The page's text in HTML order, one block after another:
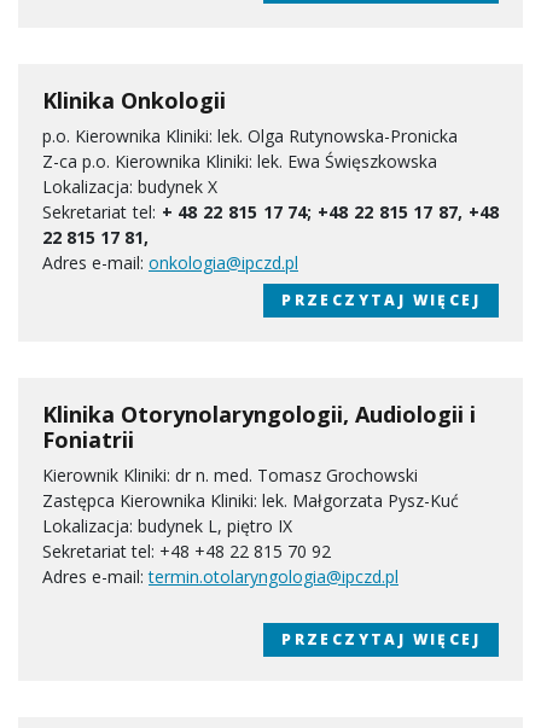
Klinika Onkologii
p.o. Kierownika Kliniki: lek. Olga Rutynowska-Pronicka
Z-ca p.o. Kierownika Kliniki: lek. Ewa Święszkowska
Lokalizacja: budynek X
Sekretariat tel: + 48 22 815 17 74; +48 22 815 17 87, +48
22 815 17 81,
Adres e-mail: onkologia@ipczd.pl
PRZECZYTAJ WIĘCEJ
Klinika Otorynolaryngologii, Audiologii i
Foniatrii
Kierownik Kliniki: dr n. med. Tomasz Grochowski
Zastępca Kierownika Kliniki: lek. Małgorzata Pysz-Kuć
Lokalizacja: budynek L, piętro IX
Sekretariat tel: +48 +48 22 815 70 92
Adres e-mail:termin.otolaryngologia@ipczd.pl
PRZECZYTAJ WIĘCEJ